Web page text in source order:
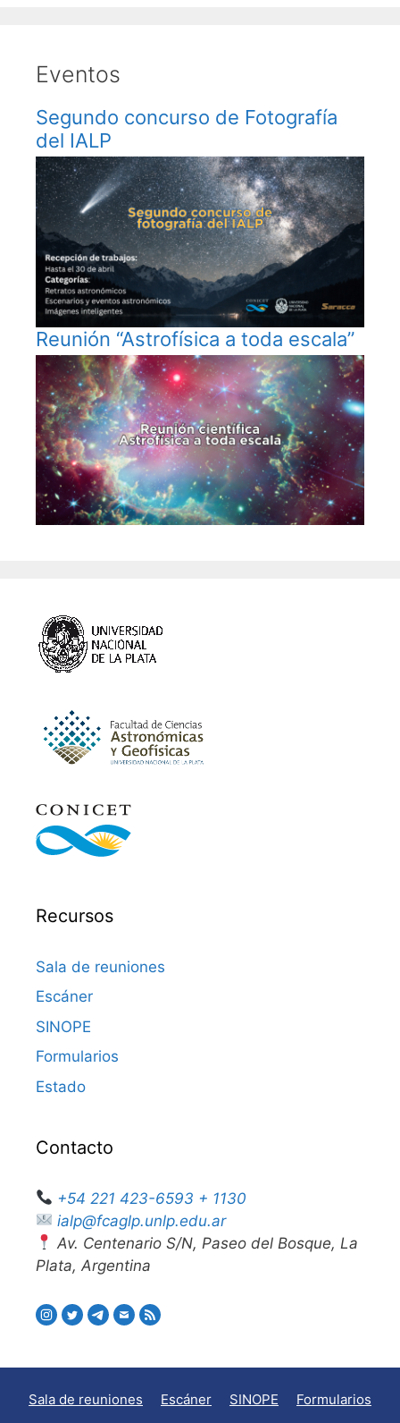
Eventos
Segundo concurso de Fotografía
del IALP
Reunión “Astrofísica a toda escala”
Recursos
Sala de reuniones
Escáner
SINOPE
Formularios
Estado
Contacto
+54 221 423-6593 + 1130
ialp@fcaglp.unlp.edu.ar
Av. Centenario S/N, Paseo del Bosque, La
Plata, Argentina
Sala de reuniones Escáner SINOPE
Formularios